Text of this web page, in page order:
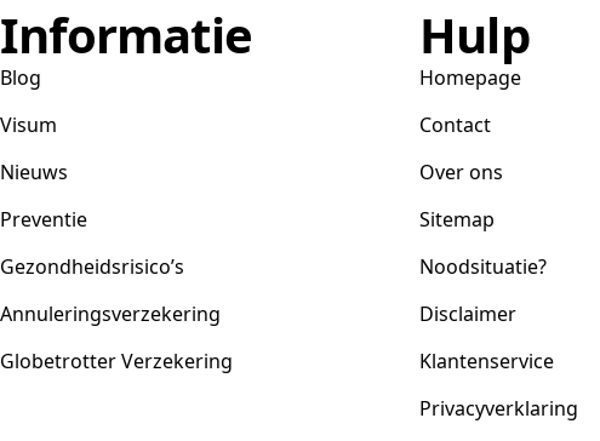
Informatie
Blog
Visum
Nieuws
Preventie
Gezondheidsrisico’s
Annuleringsverzekering
Globetrotter Verzekering
Hulp
Homepage
Contact
Over ons
Sitemap
Noodsituatie?
Disclaimer
Klantenservice
Privacyverklaring